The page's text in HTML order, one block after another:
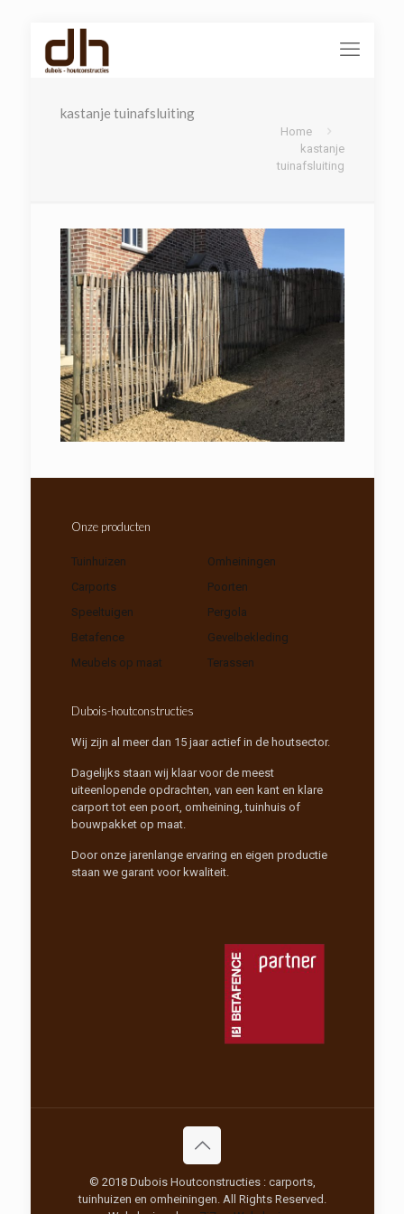
kastanje tuinafsluiting
Home
kastanje
tuinafsluiting
Onze producten
Tuinhuizen
Carports
Speeltuigen
Betafence
Meubels op maat
Omheiningen
Poorten
Pergola
Gevelbekleding
Terassen
Dubois-houtconstructies
Wij zijn al meer dan 15 jaar actief in de houtsector.
Dagelijks staan wij klaar voor de meest
uiteenlopende opdrachten, van een kant en klare
carport tot een poort, omheining, tuinhuis of
bouwpakket op maat.
Door onze jarenlange ervaring en eigen productie
staan we garant voor kwaliteit.
© 2018 Dubois Houtconstructies : carports,
tuinhuizen en omheiningen. All Rights Reserved.